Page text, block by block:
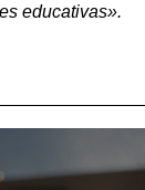
educativas».